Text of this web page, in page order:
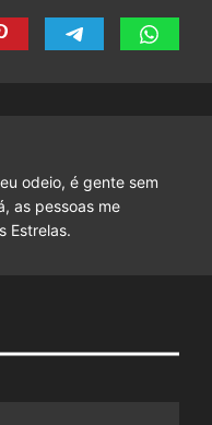
odeio, é gente sem
as pessoas me
Estrelas.